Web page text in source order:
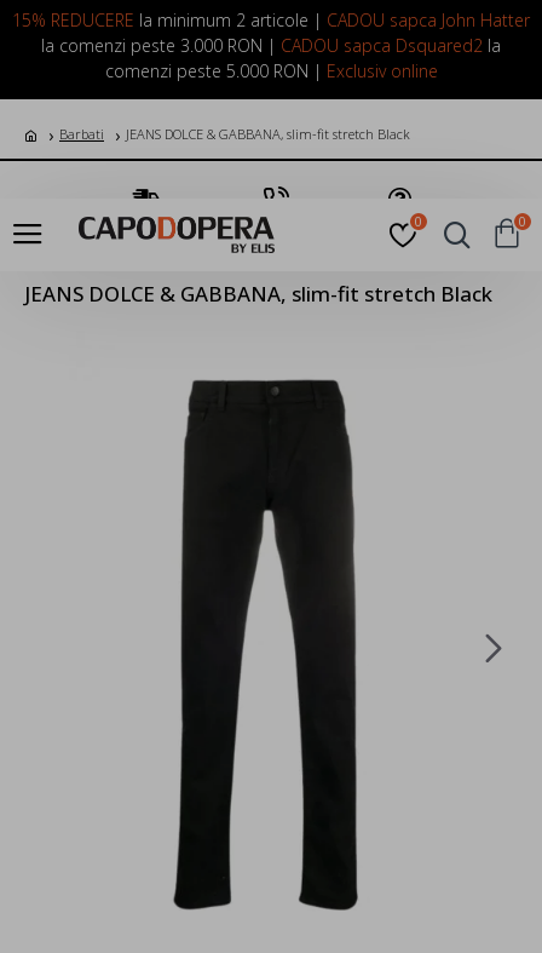
15% REDUCERE la minimum 2 articole | CADOU sapca John Hatter
la comenzi peste 3.000 RON | CADOU sapca Dsquared2 la
comenzi peste 5.000 RON | Exclusiv online
LOGIN INREGISTRARE
0 0
Barbati JEANS DOLCE & GABBANA, slim-fit stretch Black
Transport Gratuit Suna Acum Pune o Intrebare
JEANS DOLCE & GABBANA, slim-fit stretch Black